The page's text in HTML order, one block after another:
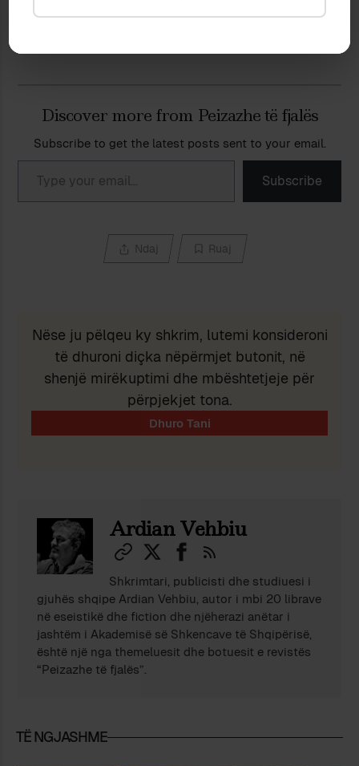
Discover more from Peizazhe të fjalës
Subscribe to get the latest posts sent to your email.
Type your email…
Subscribe
Ndaj Ruaj
Nëse ju pëlqeu ky shkrim, lutemi konsideroni
të dhuroni diçka nëpërmjet butonit, në
shenjë mirëkuptimi dhe mbështetjeje për
përpjekjet tona.
Ardian Vehbiu
Shkrimtari, publicisti dhe studiuesi i
gjuhës shqipe Ardian Vehbiu, autor i mbi 20 librave
në eseistikë dhe fiction dhe njëherazi anëtar i
jashtëm i Akademisë së Shkencave të Shqipërisë,
është një nga themeluesit dhe botuesit e revistës
“Peizazhe të fjalës”.
TË NGJASHME